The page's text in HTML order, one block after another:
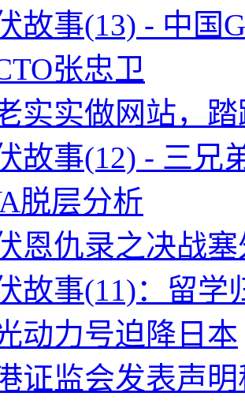
故事(13) - 中国
张忠卫
实实做网站，
故事(12) - 三兄
脱层分析
恩仇录之决战
故事(11)：留学
动力号迫降日本
证监会发表声